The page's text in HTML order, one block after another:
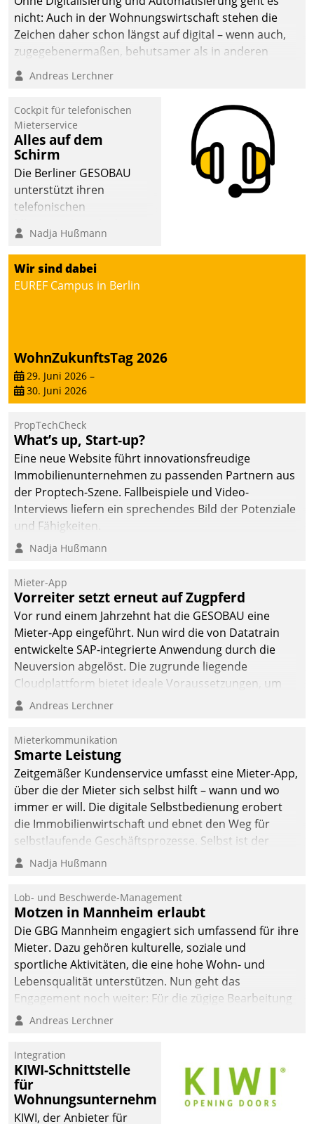
die Bereitschaft, sich zu überprüfen, zu hinterfragen
und zu verändern.
nicht: Auch in der Wohnungswirtschaft stehen die
Zeichen daher schon längst auf digital – wenn auch,
zugegebenermaßen, behutsamer als in anderen
Branchen.
Andreas Lerchner
Cockpit für telefonischen
Mieterservice
Alles auf dem
Schirm
Die Berliner GESOBAU
unterstützt ihren
telefonischen
digitalen Cockpit, das
situationsbezogen
passende Fragen und
Schlagworte auswirft.
Serviceteam, Anrufe von
Mietenden zügiger und
effizienter zu bearbeiten.
Nadja Hußmann
Wir sind dabei
EUREF Campus in Berlin
WohnZukunftsTag 2026
29. Juni 2026 –
30. Juni 2026
PropTechCheck
What’s up, Start-up?
Eine neue Website führt innovationsfreudige
Immobilienunternehmen zu passenden Partnern aus
der Proptech-Szene. Fallbeispiele und Video-
Interviews liefern ein sprechendes Bild der Potenziale
und Fähigkeiten.
Nadja Hußmann
Mieter-App
Vorreiter setzt erneut auf Zugpferd
Vor rund einem Jahrzehnt hat die GESOBAU eine
Mieter-App eingeführt. Nun wird die von Datatrain
entwickelte SAP-integrierte Anwendung durch die
Neuversion abgelöst. Die zugrunde liegende
Cloudplattform bietet ideale Voraussetzungen, um
die Funktionalität der App zu erweitern und weitere
integrieren.
Andreas Lerchner
Mieterkommunikation
Smarte Leistung
Zeitgemäßer Kundenservice umfasst eine Mieter-App,
über die der Mieter sich selbst hilft – wann und wo
immer er will. Die digitale Selbstbedienung erobert
die Immobilienwirtschaft und ebnet den Weg für
selbstlaufende Geschäftsprozesse. Selbst ist der
Kunde und smart der Serviceanbieter.
Nadja Hußmann
Lob- und Beschwerde-Management
Motzen in Mannheim erlaubt
Die GBG Mannheim engagiert sich umfassend für ihre
Mieter. Dazu gehören kulturelle, soziale und
sportliche Aktivitäten, die eine hohe Wohn- und
Lebensqualität unterstützen. Nun geht das
Engagement noch weiter: Für die zügige Bearbeitung
von Beschwerden – oder Lob – richtet das
und Beschwerde-Management einen eigenen Kanal
ein.
Andreas Lerchner
Integration
KIWI-Schnittstelle
für
Wohnungsunternehmen
KIWI, der Anbieter für